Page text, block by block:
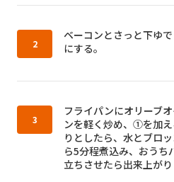
作り方2：
ベーコンとさっと下ゆ
にする。
作り方3：
フライパンにオリーブ
ンを軽く炒め、①を加
りとしたら、水とブロ
ら5分程煮込み、おうち
立ちさせたら出来上がり